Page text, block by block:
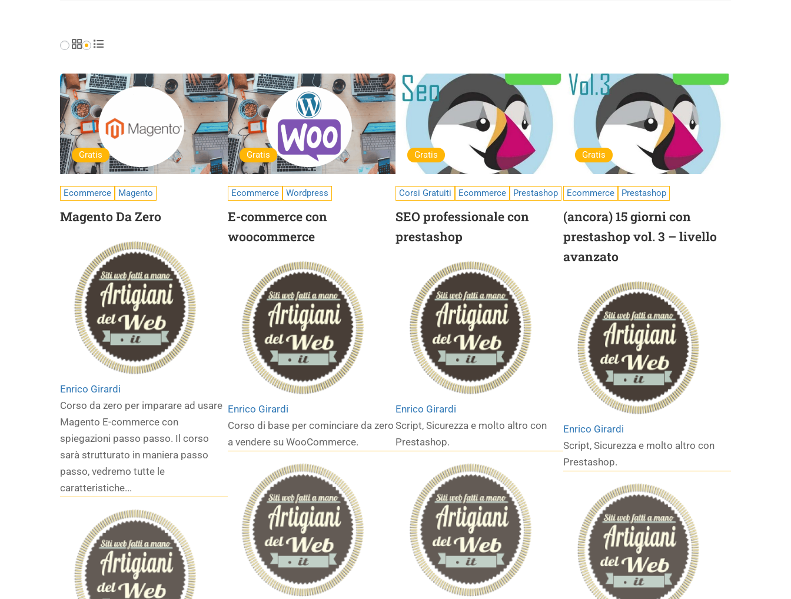
Gratis
Ecommerce Magento
Magento Da Zero
Enrico Girardi
Corso da zero per imparare ad usare
Magento E-commerce con
spiegazioni passo passo. Il corso
sarà strutturato in maniera passo
passo, vedremo tutte le
caratteristiche...
Gratis
Ecommerce Wordpress
E-commerce con
woocommerce
Enrico Girardi
Corso di base per cominciare da zero
a vendere su WooCommerce.
Gratis
Corsi Gratuiti Ecommerce Prestashop
SEO professionale con
prestashop
Enrico Girardi
Script, Sicurezza e molto altro con
Prestashop.
Gratis
Ecommerce Prestashop
(ancora) 15 giorni con
prestashop vol. 3 – livello
avanzato
Enrico Girardi
Script, Sicurezza e molto altro con
Prestashop.